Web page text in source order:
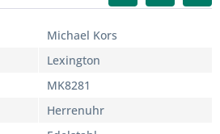
Michael Kors
Lexington
MK8281
Herrenuhr